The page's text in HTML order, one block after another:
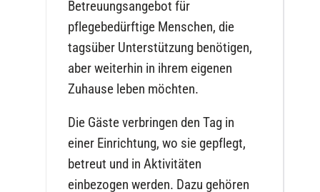
Betreuungsangebot für
pflegebedürftige Menschen, die
tagsüber Unterstützung benötigen,
aber weiterhin in ihrem eigenen
Zuhause leben möchten.
Die Gäste verbringen den Tag in
einer Einrichtung, wo sie gepflegt,
betreut und in Aktivitäten
einbezogen werden. Dazu gehören